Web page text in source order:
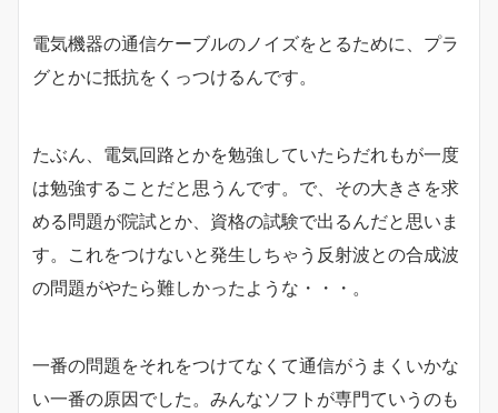
電気機器の通信ケーブルのノイズをとるために、プラ
グとかに抵抗をくっつけるんです。
たぶん、電気回路とかを勉強していたらだれもが一度
は勉強することだと思うんです。で、その大きさを求
める問題が院試とか、資格の試験で出るんだと思いま
す。これをつけないと発生しちゃう反射波との合成波
の問題がやたら難しかったような・・・。
一番の問題をそれをつけてなくて通信がうまくいかな
い一番の原因でした。みんなソフトが専門ていうのも